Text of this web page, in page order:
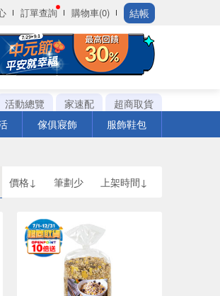
訂單查詢 購物車(0) 結帳
活動總覽 家速配
超商取貨
傢俱寢飾 服飾鞋包
價格↓ 筆劃少 上架時間↓